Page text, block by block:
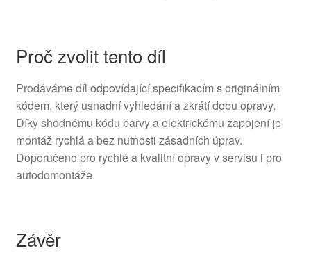
Proč zvolit tento díl
Prodáváme díl odpovídající specifikacím s originálním
kódem, který usnadní vyhledání a zkrátí dobu opravy.
Díky shodnému kódu barvy a elektrickému zapojení je
montáž rychlá a bez nutnosti zásadních úprav.
Doporučeno pro rychlé a kvalitní opravy v servisu i pro
autodomontáže.
Závěr